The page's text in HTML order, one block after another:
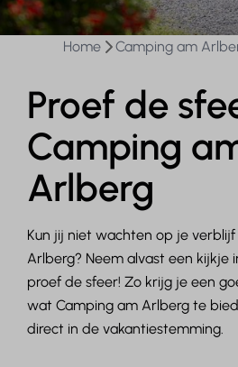
Home Camping am
Proef de
Camping
Arlberg
Kun jij niet wachten op je
Arlberg? Neem alvast een kijkje
proef de sfeer! Zo krijg je een
wat Camping am Arlberg te
direct in de vakantiestemming.